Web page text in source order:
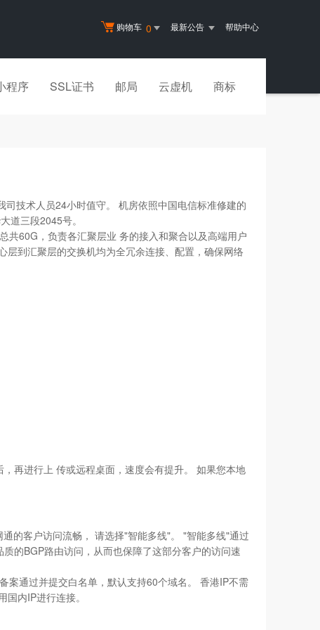
购物车 0 最新公告 帮助中心
程序 SSL证书 邮局 云虚机 商标
技术人员24小时值守。 机房依照中国电信标准修建的
道三段2045号。
共60G，负责各汇聚层业 务的接入和聚合以及高端用户
到汇聚层的交换机均为全冗余连接、配置，确保网络
再进行上 传或远程桌面，速度会有提升。 如果您本地
的客户访问流畅， 请选择"智能多线"。 "智能多线"通过
的BGP路由访问，从而也保障了这部分客户的访问速
案通过并提交白名单，默认支持60个域名。 香港IP不需
内IP进行连接。